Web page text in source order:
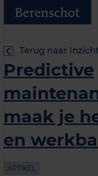
Terug naar
Predictive
maak je
en
ARTIKEL